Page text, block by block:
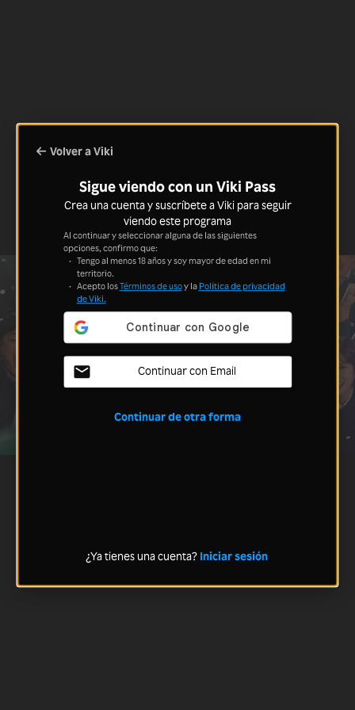
Volver a Viki
Sigue viendo con un Viki Pass
Crea una cuenta y suscríbete a Viki para seguir
viendo este programa
Al continuar y seleccionar alguna de las siguientes
opciones, confirmo que:
Tengo al menos 18 años y soy mayor de edad en mi
territorio.
Acepto losTérminos de usoy la Política de privacidad
de Viki.
Continuar con Email
Continuar de otra forma
¿Ya tienes una cuenta? Iniciar sesión